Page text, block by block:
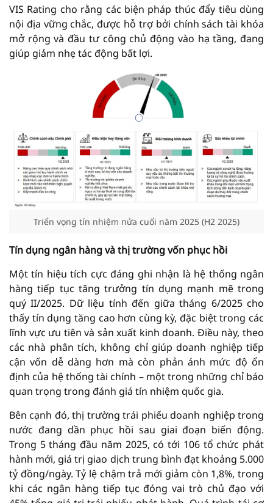
VIS Rating cho rằng các biện pháp thúc đẩy tiêu dùng
nội địa vững chắc, được hỗ trợ bởi chính sách tài khóa
mở rộng và đầu tư công chủ động vào hạ tầng, đang
giúp giảm nhẹ tác động bất lợi.
Triển vọng tín nhiệm nửa cuối năm 2025 (H2 2025)
Tín dụng ngân hàng và thị trường vốn phục hồi
Một tín hiệu tích cực đáng ghi nhận là hệ thống ngân
hàng tiếp tục tăng trưởng tín dụng mạnh mẽ trong
quý II/2025. Dữ liệu tính đến giữa tháng 6/2025 cho
thấy tín dụng tăng cao hơn cùng kỳ, đặc biệt trong các
lĩnh vực ưu tiên và sản xuất kinh doanh. Điều này, theo
các nhà phân tích, không chỉ giúp doanh nghiệp tiếp
cận vốn dễ dàng hơn mà còn phản ánh mức độ ổn
định của hệ thống tài chính – một trong những chỉ báo
quan trọng trong đánh giá tín nhiệm quốc gia.
Bên cạnh đó, thị trường trái phiếu doanh nghiệp trong
nước đang dần phục hồi sau giai đoạn biến động.
Trong 5 tháng đầu năm 2025, có tới 106 tổ chức phát
hành mới, giá trị giao dịch trung bình đạt khoảng 5.000
tỷ đồng/ngày. Tỷ lệ chậm trả mới giảm còn 1,8%, trong
khi các ngân hàng tiếp tục đóng vai trò chủ đạo với